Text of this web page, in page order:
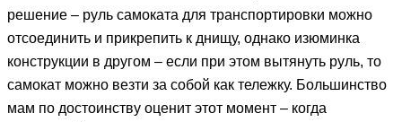
решение – руль самоката для транспортировки можно
отсоединить и прикрепить к днищу, однако изюминка
конструкции в другом – если при этом вытянуть руль, то
самокат можно везти за собой как тележку. Большинство
мам по достоинству оценит этот момент – когда